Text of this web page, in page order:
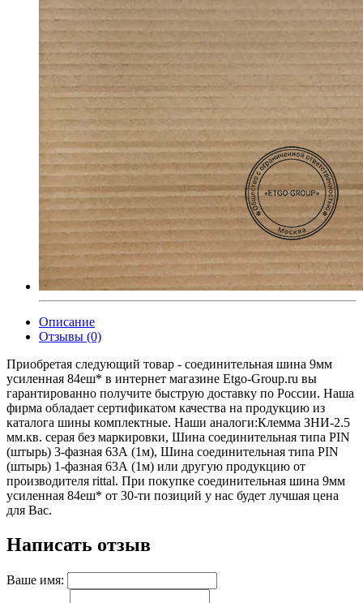
Описание
Отзывы (0)
Приобретая следующий товар - соединительная шина 9мм
усиленная 84еш* в интернет магазине Etgo-Group.ru вы
гарантированно получите быструю доставку по России. Наша
фирма обладает сертификатом качества на продукцию из
каталога шины комплектные. Наши аналоги:Клемма ЗНИ-2.5
мм.кв. серая без маркировки, Шина соединительная типа PIN
(штырь) 3-фазная 63А (1м), Шина соединительная типа PIN
(штырь) 1-фазная 63А (1м) или другую продукцию от
производителя rittal. При покупке соединительная шина 9мм
усиленная 84еш* от 30-ти позиций у нас будет лучшая цена
для Вас.
Написать отзыв
Ваше имя: